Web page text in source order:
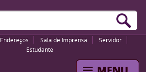
Endereços Sala de Imprensa
Servidor
Estudante